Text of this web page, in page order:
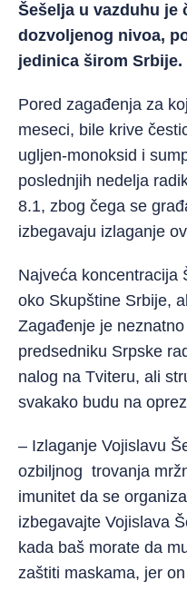
Šešelja u vazduhu je
dozvoljenog nivoa,
jedinica širom Srbije.
Pored zagađenja za
meseci, bile krive
ugljen-monoksid i
poslednjih nedelja
8.1, zbog čega se
izbegavaju izlaganje
Najveća koncentracija
oko Skupštine Srbije,
Zagađenje je
predsedniku Srpske
nalog na Tviteru, ali
svakako budu na
– Izlaganje Vojislavu
ozbiljnog trovanja
imunitet da se
izbegavajte Vojislava
kada baš morate da
zaštiti maskama, jer